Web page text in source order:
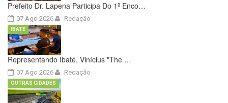
Prefeito Dr. Lapena Participa Do 1º Enco…
07 Ago 2026 Redação
Representando Ibaté, Vinícius "The …
07 Ago 2026
IBATÉ
Redação
OUTRAS CIDADES